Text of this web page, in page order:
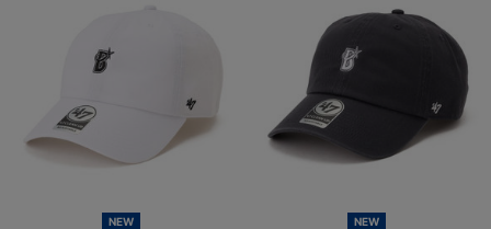
NEW NEW